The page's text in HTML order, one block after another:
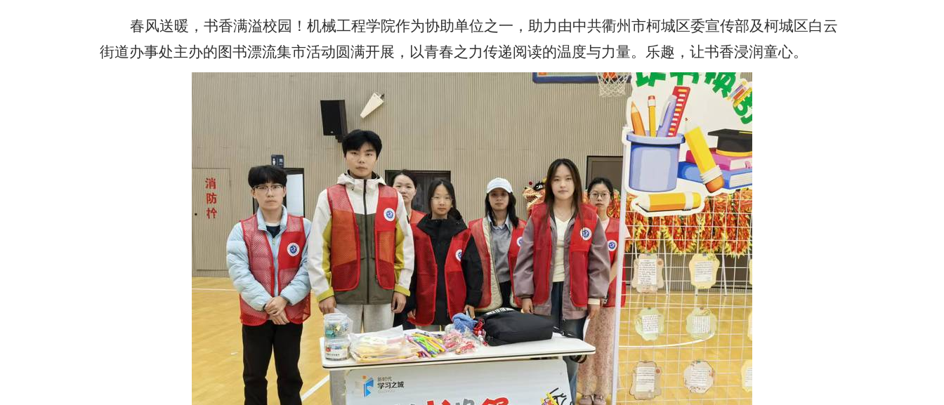
春风送暖，书香满溢校园！机械工程学院作为协助单位之一，助力由中共衢州市柯城区委宣传部及柯城区白云
街道办事处主办的图书漂流集市活动圆满开展，以青春之力传递阅读的温度与力量。乐趣，让书香浸润童心。